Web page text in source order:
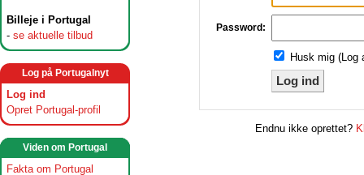
Billeje i Portugal
- se aktuelle tilbud
Log på Portugalnyt
Log ind
Opret Portugal-profil
Viden om Portugal
Fakta om Portugal
Password:
Husk mig (Log
Log ind
Endnu ikke oprettet?